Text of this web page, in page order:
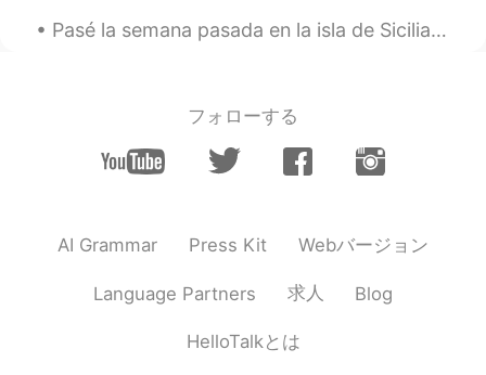
@Mariela Inoasí jaja
Son bibliotecas moviles ???
Creo que lo mejor sería " mini bibliotecas"
en mi ciudad no hay, pero hay lugares
dentro del transporte donde puedes
Pasé la semana pasada en la isla de Sicilia y aquí están las fotos de mi tiempo en Palermo, Scope...
フォローする
AI Grammar Press Kit Webバージョン
Language Partners 求人 Blog
HelloTalkとは